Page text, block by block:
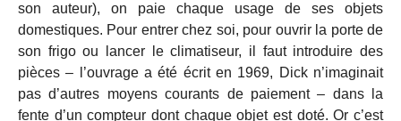
son auteur), on paie chaque usage de ses objets
domestiques. Pour entrer chez soi, pour ouvrir la porte de
son frigo ou lancer le climatiseur, il faut introduire des
pièces – l’ouvrage a été écrit en 1969, Dick n’imaginait
pas d’autres moyens courants de paiement – dans la
fente d’un compteur dont chaque objet est doté. Or c’est